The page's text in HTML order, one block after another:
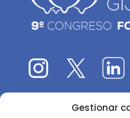
Gestionar
El 9CFE es una